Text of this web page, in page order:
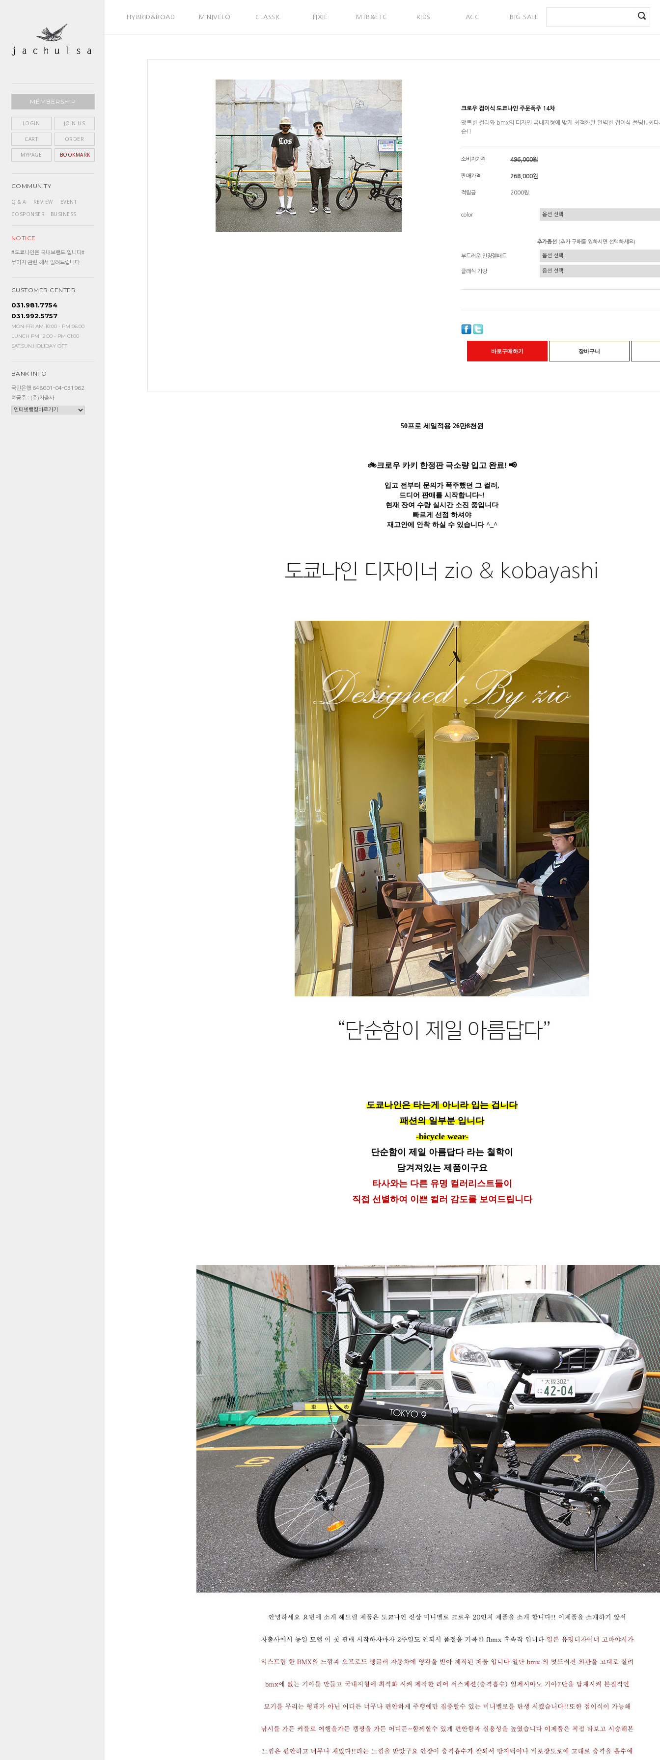
HYBRID&ROAD MINIVELO CLASSIC FIXIE MTB&ETC KIDS ACC BIG SALE
MEMBERSHIP
LOGIN JOIN US
CART ORDER
MYPAGE BOOKMARK
COMMUNITY
Q & A REVIEW
EVENT
COSPONSER
BUSINESS
NOTICE
#도쿄나인은 국내브랜드 입니다#
무이자 관련 해서 알려드립니다
CUSTOMER CENTER
031.981.7754
031.992.5757
MON-FRI AM 10:00 - PM 06:00
LUNCH PM 12:00 - PM 01:00
SAT.SUN.HOLIDAY OFF
BANK INFO
국민은행 648001-04-031962
예금주 : (주)자출사
크로우 접이식 도쿄나인 주문폭주 14차
맷트한 컬러와 bmx의 디자인 국내지형에 맞게 최적화된 완벽한 접이식 폴딩!!최
순!!
소비자가격 496,000원
판매가격 268,000원
적립금 2000원
color
추가옵션 (추가 구매를 원하시면 선택하세요)
부드러운 안장젤패드
클래식 가방
바로구매하기 장바구니
50프로 세일적용 26만8천원
🚲크로우 카키 한정판 극소량 입고 완료! 📢
입고 전부터 문의가 폭주했던 그 컬러,
드디어 판매를 시작합니다~!
현재 잔여 수량 실시간 소진 중입니다
빠르게 선점 하셔야
재고안에 안착 하실 수 있습니다 ^_^
도쿄나인은 타는게 아니라 입는 겁니다
패션의 일부분 입니다
-bicycle wear-
단순함이 제일 아름답다 라는 철학이
담겨져있는 제품이구요
타사와는 다른 유명 컬러리스트들이
직접 선별하여 이쁜 컬러 감도를 보여드립니다